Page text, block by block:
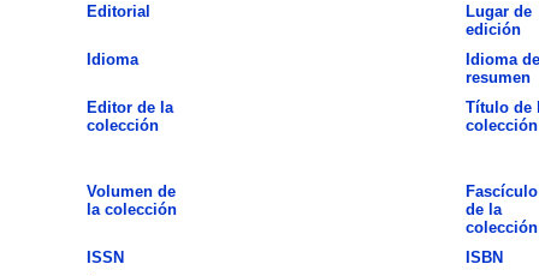
Editorial
Lugar de
edición
Idioma
Idioma
resumen
Editor de la
colección
Título de
colección
Volumen de
la colección
Fascículo
de la
colección
ISSN
ISBN